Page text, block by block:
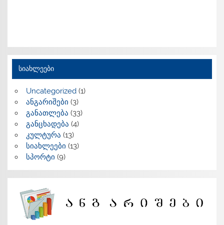
სიახლეები
Uncategorized(1)
ანგარიშები (3)
განათლება (33)
განცხადება (4)
კულტურა (13)
სიახლეები (13)
სპორტი (9)